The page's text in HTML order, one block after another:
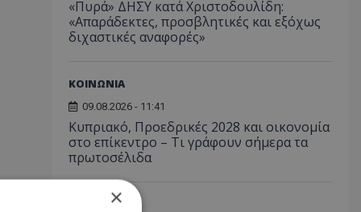
«Πυρά» ΔΗΣΥ κατά Χριστοδουλίδη:
«Απαράδεκτες, προσβλητικές και εξόχως
διχαστικές αναφορές»
ΚΟΙΝΩΝΙΑ
09.08.2026 - 11:41
Κυπριακό, Προεδρικές 2028 και οικονομία
στο επίκεντρο – Τι γράφουν σήμερα τα
πρωτοσέλιδα
ΠΟΛΙΤΙΚΗ
×